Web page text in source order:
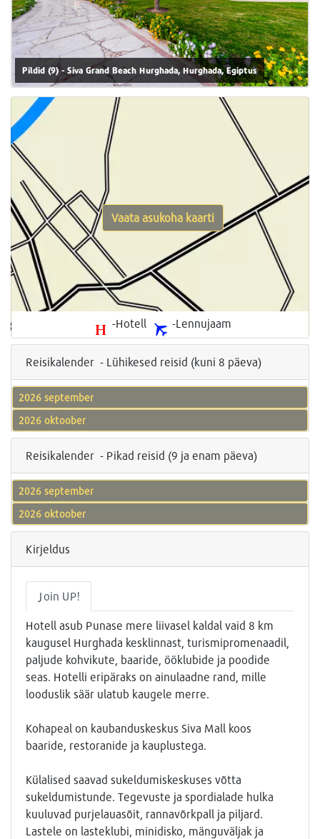
Pildid (9) - Siva Grand Beach Hurghada, Hurghada, Egiptus
-Hotell -Lennujaam
Vaata asukoha kaarti
Reisikalender - Lühikesed reisid (kuni 8 päeva)
2026 september
2026 oktoober
Reisikalender - Pikad reisid (9 ja enam päeva)
2026 september
2026 oktoober
Kirjeldus
Join UP!
Hotell asub Punase mere liivasel kaldal vaid 8 km
kaugusel Hurghada kesklinnast, turismipromenaadil,
paljude kohvikute, baaride, ööklubide ja poodide
seas. Hotelli eripäraks on ainulaadne rand, mille
looduslik säär ulatub kaugele merre.
Kohapeal on kaubanduskeskus Siva Mall koos
baaride, restoranide ja kauplustega.
Külalised saavad sukeldumiskeskuses võtta
sukeldumistunde. Tegevuste ja spordialade hulka
kuuluvad purjelauasõit, rannavõrkpall ja piljard.
Lastele on lasteklubi, minidisko, mänguväljak ja